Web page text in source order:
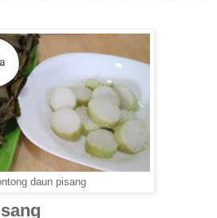
daun pisang